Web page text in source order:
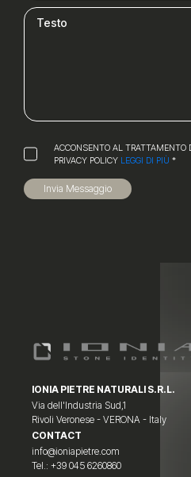
ACCONSENTO AL TRATTAMENTO
PRIVACY POLICY LEGGI DI PIÙ *
Invia Messaggio
IONIA PIETRE NATURALI S.R.L.
Via dell'Industria Sud,1
Rivoli Veronese - VERONA - Italy
CONTACT
info@ioniapietre.com
Tel.: +39 045 6260860